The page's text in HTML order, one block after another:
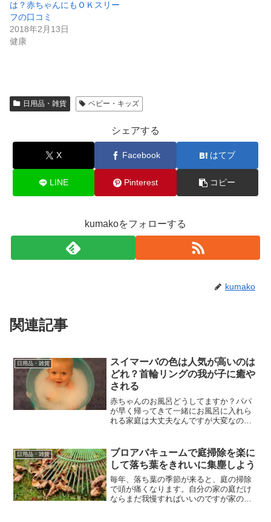
は？赤ちゃんにもＯＫスリー
フの口コミ
2018年2月13日
健康
日用品・雑貨 ベビー・キッズ
シェアする
X Facebook はてブ
LINE Pinterest コピー
kumakoをフォローする
kumako
関連記事
日用品・雑貨
スイマーバの色は人気が高いのは
どれ？首輪リングの我が子に癒や
される
赤ちゃんのお風呂どうしてますか？パパ
が早く帰ってきて一緒にお風呂に入れら
れる家庭は大丈夫なんですが大変なのは
先に入れてドアの前にバウンサーを置い
て開けっ放しで話しか...
日用品・雑貨
ブロアバキュームで庭掃除を楽に
して落ち葉をきれいに集塵しよう
毎年、落ち葉の季節が来ると、庭の掃除
で頭が痛くなります。自分の家の庭だけ
ならまだ我慢すればいいのですが家の前